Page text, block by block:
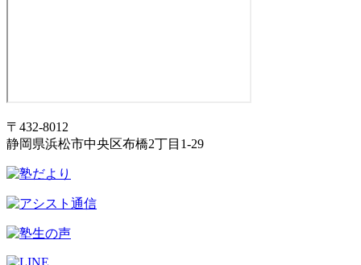
〒432-8012
静岡県浜松市中央区布橋2丁目1-29